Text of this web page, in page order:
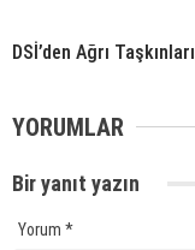
DSİ’den Ağrı
YORUMLAR
Bir yanıt yazın
Yorum *